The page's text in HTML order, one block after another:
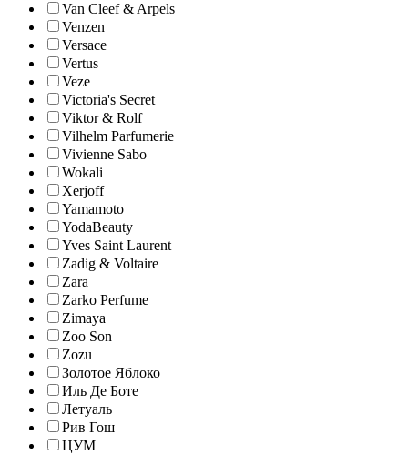
Van Cleef & Arpels
Venzen
Versace
Vertus
Veze
Victoria's Secret
Viktor & Rolf
Vilhelm Parfumerie
Vivienne Sabo
Wokali
Xerjoff
Yamamoto
YodaBeauty
Yves Saint Laurent
Zadig & Voltaire
Zara
Zarko Perfume
Zimaya
Zoo Son
Zozu
Золотое Яблоко
Иль Де Боте
Летуаль
Рив Гош
ЦУМ